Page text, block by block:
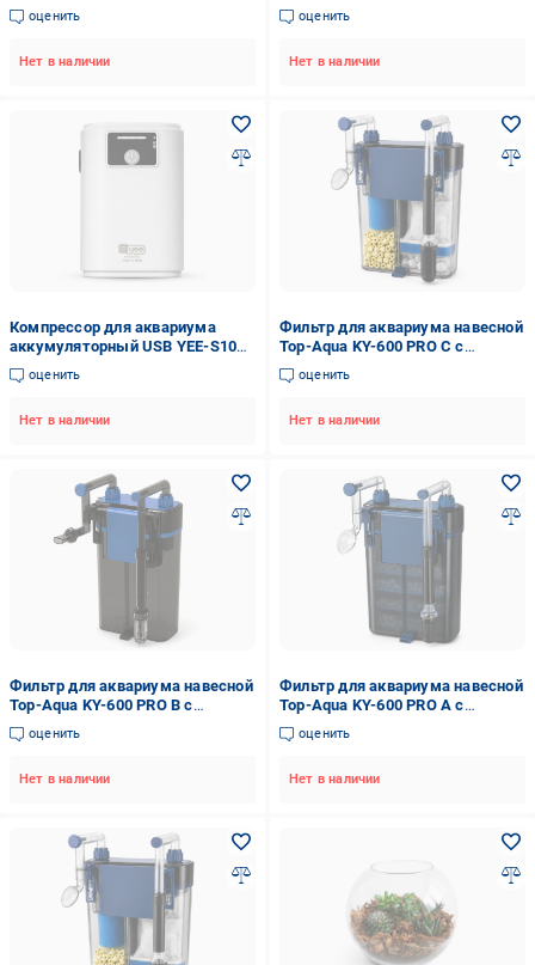
3350 mAh 2 канала 2 режима
(YEE-S200B)
оценить
Нет в наличии
регулируемый USB 2 выхода 2
режима 6000 mAh (YYE-LD300)
оценить
Нет в наличии
Компрессор для аквариума
аккумуляторный USB YEE-S100B
2200 mAh 1 канал 2 режима
(YEE-S100B)
оценить
Нет в наличии
Фильтр для аквариума навесной
Top-Aqua KY-600 PRO C с
фильтровальными
наполнителями до 100 л (KY-
оценить
Нет в наличии
Фильтр для аквариума навесной
Top-Aqua KY-600 PRO B с
фильтровальной биогубкой до
100 л (KY-600PB)
оценить
Нет в наличии
Фильтр для аквариума навесной
Top-Aqua KY-600 PRO A с
фильтровальными материалами
до 100 л (KY-600PA)
оценить
Нет в наличии